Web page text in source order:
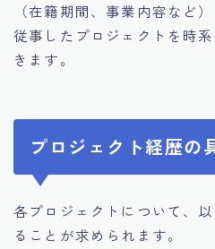
（在籍期間、事業内容など
従事したプロジェクトを時
きます。
プロジェクト経歴の
各プロジェクトについて、
ることが求められます。